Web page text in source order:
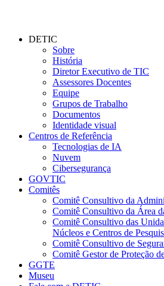
DETIC
Sobre
História
Diretor Executivo de TIC
Assessores Docentes
Equipe
Grupos de Trabalho
Documentos
Identidade visual
Centros de Referência
Tecnologias de IA
Nuvem
Cibersegurança
GOVTIC
Comitês
Comitê Consultivo da
Comitê Consultivo da Área
Comitê Consultivo das
Núcleos e Centros de
Comitê Consultivo de
Comitê Gestor de Proteção
GGTE
Museu